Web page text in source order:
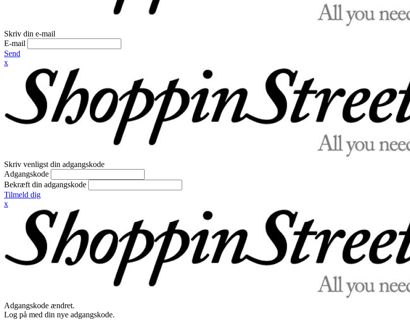
Skriv din e-mail
E-mail
Send
x
Skriv venligst din adgangskode
Adgangskode
Bekræft din adgangskode
Tilmeld dig
x
Adgangskode ændret.
Log på med din nye adgangskode.